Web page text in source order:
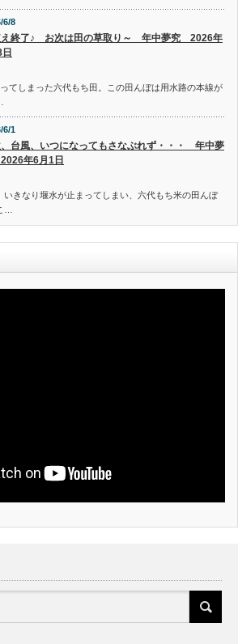
6/8
え終了♪ お次は田の草取り～ 年中夢究 2026年
てしまった六代もち田。この田んぼは用水路の本線が
6/1
台風、いつになってもさなぶれず・・・ 年中夢
年6月1日
いきなり堰水が止まってしまい、六代もち米の田んぼ
…